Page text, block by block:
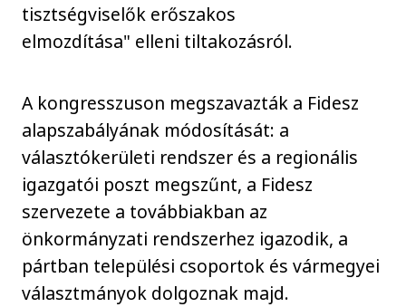
tisztségviselők erőszakos
elmozdítása" elleni tiltakozásról.
A kongresszuson megszavazták a Fidesz
alapszabályának módosítását: a
választókerületi rendszer és a regionális
igazgatói poszt megszűnt, a Fidesz
szervezete a továbbiakban az
önkormányzati rendszerhez igazodik, a
pártban települési csoportok és vármegyei
választmányok dolgoznak majd.